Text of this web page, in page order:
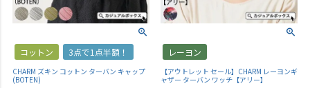
コットン 3点で1点半額！
CHARM ズキン コットン ターバン キャップ
(BOTEN)
レーヨン
【アウトレット セール】CHARM レーヨンギ
ャザー ターバン ワッチ【アリー】